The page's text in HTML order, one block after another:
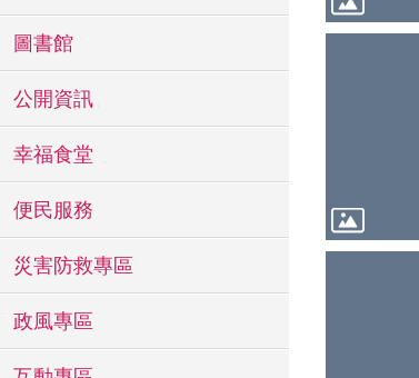
圖書館
公開資訊
幸福食堂
便民服務
災害防救專區
政風專區